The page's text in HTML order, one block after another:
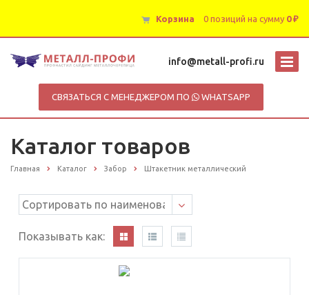
Корзина 0 позиций на сумму 0 ₽
info@metall-profi.ru
СВЯЗАТЬСЯ С МЕНЕДЖЕРОМ ПО WHATSAPP
Каталог товаров
Главная Каталог Забор Штакетник металлический
Показывать как: